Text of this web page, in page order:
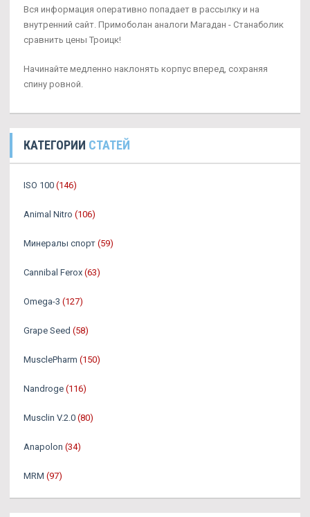
Вся информация оперативно попадает в рассылку и на
внутренний сайт. Примоболан аналоги Магадан - Станаболик
сравнить цены Троицк!
Начинайте медленно наклонять корпус вперед, сохраняя
спину ровной.
КАТЕГОРИИ СТАТЕЙ
ISO 100 (146)
Animal Nitro (106)
Минералы спорт (59)
Cannibal Ferox (63)
Omega-3 (127)
Grape Seed (58)
MusclePharm (150)
Nandroge (116)
Musclin V.2.0 (80)
Anapolon (34)
MRM (97)